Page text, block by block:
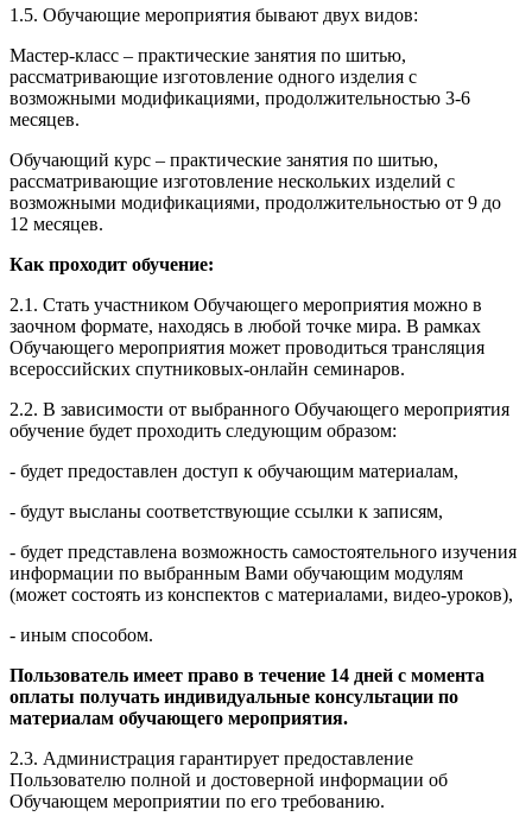
1.5. Обучающие мероприятия бывают двух видов:
Мастер-класс – практические занятия по шитью,
рассматривающие изготовление одного изделия с
возможными модификациями, продолжительностью 3-6
месяцев.
Обучающий курс – практические занятия по шитью,
рассматривающие изготовление нескольких изделий с
возможными модификациями, продолжительностью от 9 до
12 месяцев.
Как проходит обучение:
2.1. Стать участником Обучающего мероприятия можно в
заочном формате, находясь в любой точке мира. В рамках
Обучающего мероприятия может проводиться трансляция
всероссийских спутниковых-онлайн семинаров.
2.2. В зависимости от выбранного Обучающего мероприятия
обучение будет проходить следующим образом:
- будет предоставлен доступ к обучающим материалам,
- будут высланы соответствующие ссылки к записям,
- будет представлена возможность самостоятельного изучения
информации по выбранным Вами обучающим модулям
(может состоять из конспектов с материалами, видео-уроков),
- иным способом.
Пользователь имеет право в течение 14 дней с момента
оплаты получать индивидуальные консультации по
материалам обучающего мероприятия.
2.3. Администрация гарантирует предоставление
Пользователю полной и достоверной информации об
Обучающем мероприятии по его требованию.